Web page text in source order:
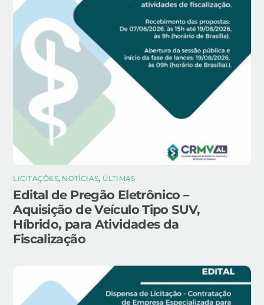
LICITAÇÕES, NOTÍCIAS, ÚLTIMAS
Edital de Pregão Eletrônico –
Aquisição de Veículo Tipo SUV,
Híbrido, para Atividades da
Fiscalização